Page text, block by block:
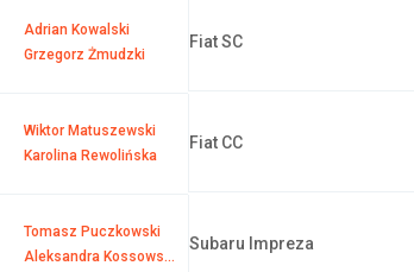
Adrian Kowalski
Grzegorz Żmudzki
Fiat SC
Wiktor Matuszewski
Karolina Rewolińska
Fiat CC
Tomasz Puczkowski
Aleksandra Kossowska
Subaru Impreza